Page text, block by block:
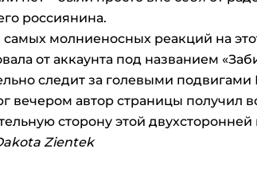
россиянина.
молниеносных реакций на
от аккаунта под названием
следит за голевыми
вечером автор страницы получил
сторону этой
Zientek